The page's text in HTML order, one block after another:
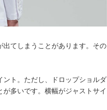
てしまうことがあります。その
ト。ただし、ドロップショルダ
多いです。横幅がジャストサイ